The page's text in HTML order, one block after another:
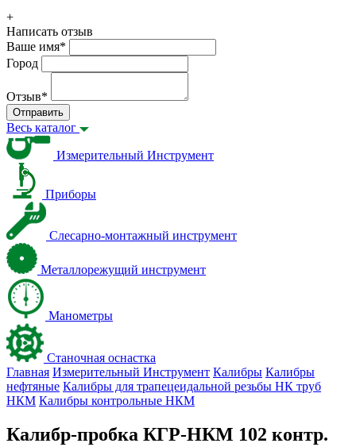
+
Написать отзыв
Ваше имя*
Город
Отзыв*
Отправить
Весь каталог
Измерительный Инструмент
Приборы
Слесарно-монтажный инструмент
Металлорежущий инструмент
Манометры
Станочная оснастка
Главная Измерительный Инструмент Калибры Калибры
нефтяные Калибры для трапецеидальной резьбы НК труб
НКМ Калибры контрольные НКМ
Калибр-пробка КГР-НКМ 102 контр.